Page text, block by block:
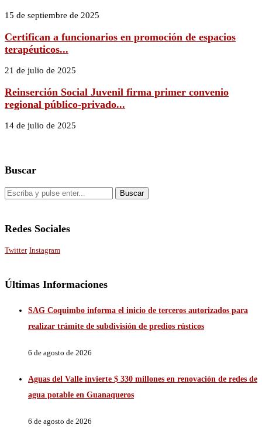
15 de septiembre de 2025
Certifican a funcionarios en promoción de espacios
terapéuticos...
21 de julio de 2025
Reinserción Social Juvenil firma primer convenio
regional público-privado...
14 de julio de 2025
Buscar
Redes Sociales
Twitter Instagram
Últimas Informaciones
SAG Coquimbo informa el inicio de terceros autorizados para
realizar trámite de subdivisión de predios rústicos
6 de agosto de 2026
Aguas del Valle invierte $ 330 millones en renovación de redes de
agua potable en Guanaqueros
6 de agosto de 2026